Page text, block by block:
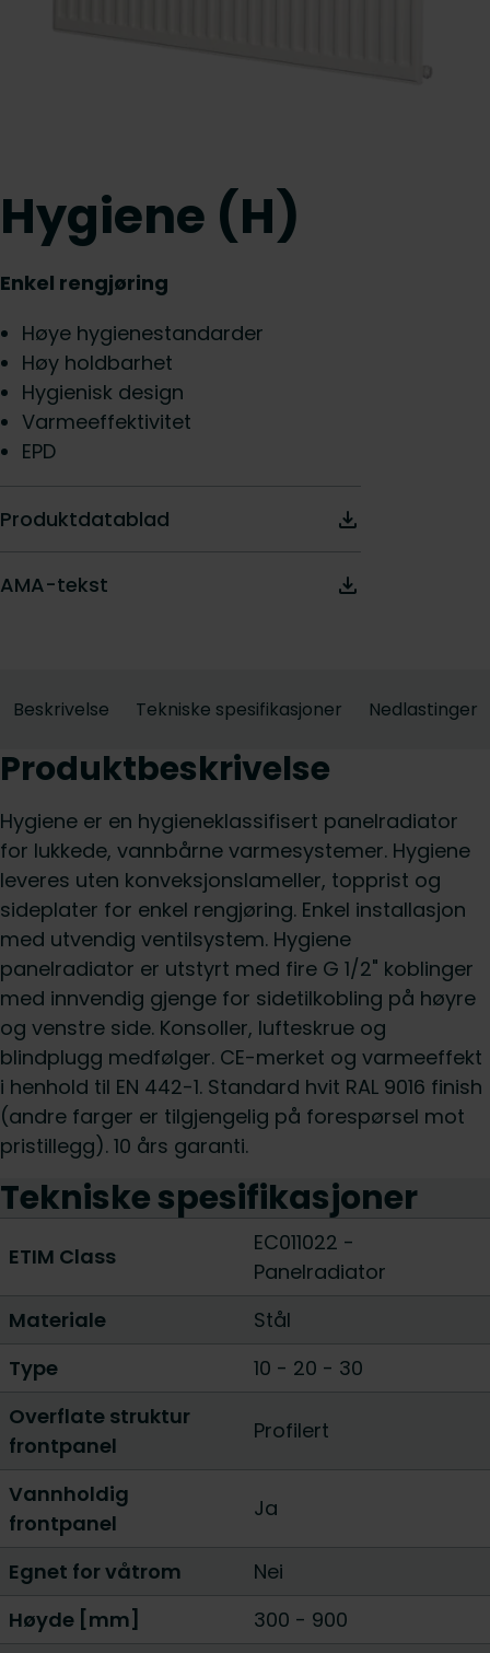
Hygiene (H)
Enkel rengjøring
Høye hygienestandarder
Høy holdbarhet
Hygienisk design
Varmeeffektivitet
EPD
Produktdatablad
AMA-tekst
Beskrivelse Tekniske spesifikasjoner Nedlastinger
Produktbeskrivelse
Hygiene er en hygieneklassifisert panelradiator
for lukkede, vannbårne varmesystemer. Hygiene
leveres uten konveksjonslameller, topprist og
sideplater for enkel rengjøring. Enkel installasjon
med utvendig ventilsystem. Hygiene
panelradiator er utstyrt med fire G 1/2" koblinger
med innvendig gjenge for sidetilkobling på høyre
og venstre side. Konsoller, lufteskrue og
blindplugg medfølger. CE-merket og varmeeffekt
i henhold til EN 442-1. Standard hvit RAL 9016 finish
(andre farger er tilgjengelig på forespørsel mot
pristillegg). 10 års garanti.
Tekniske spesifikasjoner
ETIM Class
EC011022 -
Panelradiator
Materiale
Stål
Type
10 - 20 - 30
Overflate struktur
frontpanel
Profilert
Vannholdig
frontpanel
Ja
Egnet for våtrom
Nei
Høyde [mm]
300 - 900